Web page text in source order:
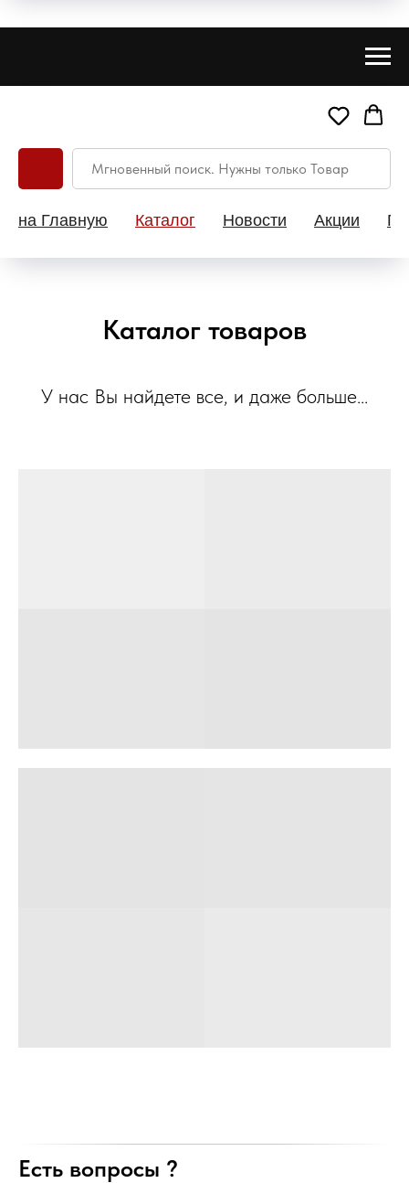
на Главную Каталог Новости Акции
Каталог товаров
У нас Вы найдете все, и даже больше...
Есть вопросы ?